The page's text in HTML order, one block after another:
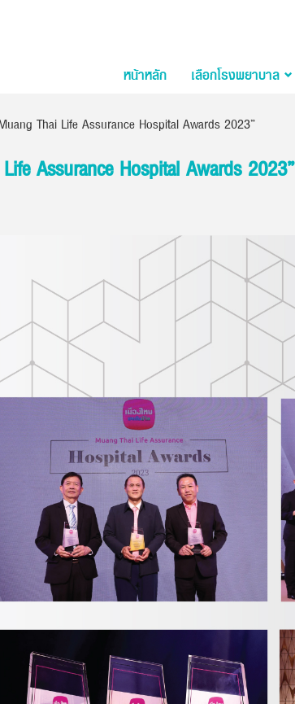
หน้าหลัก เลือกโรงพยาบาล
Thai Life Assurance Hospital Awards 2023”
Assurance Hospital Awards 2023”